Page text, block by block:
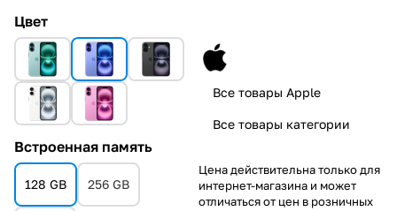
Цвет
Встроенная память
128 GB 256 GB
Все товары Apple
Все товары категории
Цена действительна только для
интернет-магазина и может
отличаться от цен в розничных